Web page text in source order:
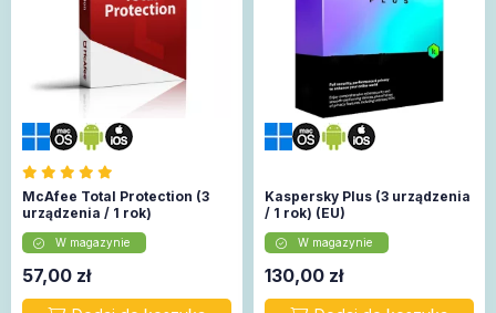
McAfee Total Protection (3
urządzenia / 1 rok)
W magazynie
57,00 zł
Kaspersky Plus (3 urządzenia
/ 1 rok) (EU)
W magazynie
130,00 zł